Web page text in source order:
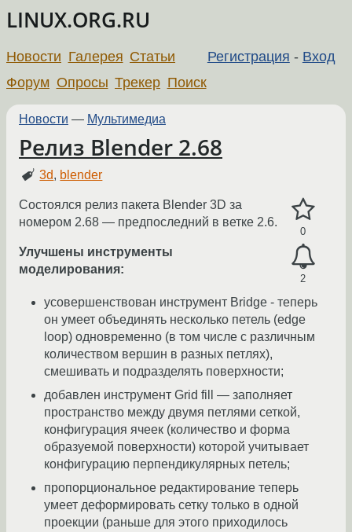
LINUX.ORG.RU
Регистрация - Вход
Новости Галерея Статьи
Форум Опросы Трекер Поиск
Новости — Мультимедиа
Релиз Blender 2.68
3d, blender
0
2
Состоялся релиз пакета Blender 3D за
номером 2.68 — предпоследний в ветке 2.6.
Улучшены инструменты
моделирования:
усовершенствован инструмент Bridge - теперь
он умеет объединять несколько петель (edge
loop) одновременно (в том числе с различным
количеством вершин в разных петлях),
смешивать и подразделять поверхности;
добавлен инструмент Grid fill — заполняет
пространство между двумя петлями сеткой,
конфигурация ячеек (количество и форма
образуемой поверхности) которой учитывает
конфигурацию перпендикулярных петель;
пропорциональное редактирование теперь
умеет деформировать сетку только в одной
проекции (раньше для этого приходилось